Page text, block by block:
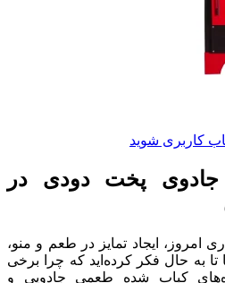
کاربری شوید
جادوی پخت دودی در
امروز، ایجاد تمایز در طعم و منو،
به حال فکر کرده‌اید که چرا برخی
کباب شده طعمی جادویی و